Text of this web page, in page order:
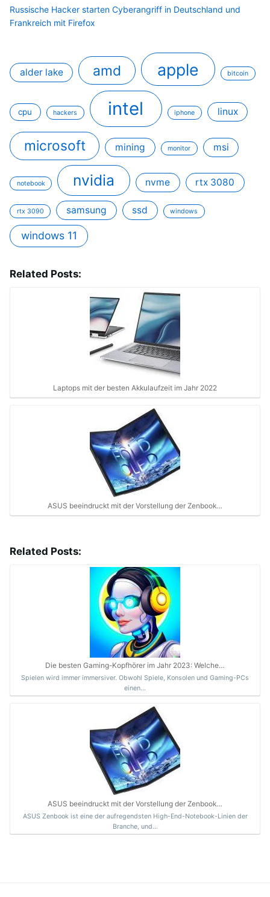
Russische Hacker starten Cyberangriff in Deutschland und
Frankreich mit Firefox
alder lake amd apple bitcoin
cpu hackers intel iphone linux
microsoft mining monitor msi
notebook nvidia nvme rtx 3080
rtx 3090 samsung ssd windows
windows 11
Related Posts:
Laptops mit der besten Akkulaufzeit im Jahr 2022
ASUS beeindruckt mit der Vorstellung der Zenbook…
Related Posts:
Die besten Gaming-Kopfhörer im Jahr 2023: Welche…
Spielen wird immer immersiver. Obwohl Spiele, Konsolen und Gaming-PCs
einen…
ASUS beeindruckt mit der Vorstellung der Zenbook…
ASUS Zenbook ist eine der aufregendsten High-End-Notebook-Linien der
Branche, und…